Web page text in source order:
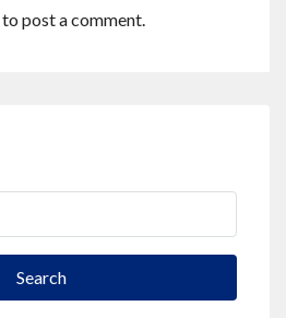
to post a comment.
Search